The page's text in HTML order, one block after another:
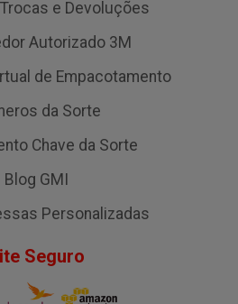
e Devoluções
Autorizado 3M
de Empacotamento
da Sorte
Chave da Sorte
Blog GMI
Personalizadas
Seguro